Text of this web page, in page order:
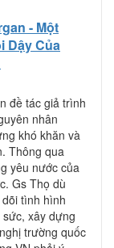
- Một
Dậy Của
đề tác giả trình
nhân
khó khăn và
Thông qua
yêu nước của
Gs Thọ dù
tình hình
xây dựng
trường quốc